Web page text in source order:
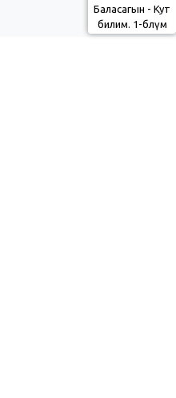
Баласагын - Кут
билим. 1-бөлүм